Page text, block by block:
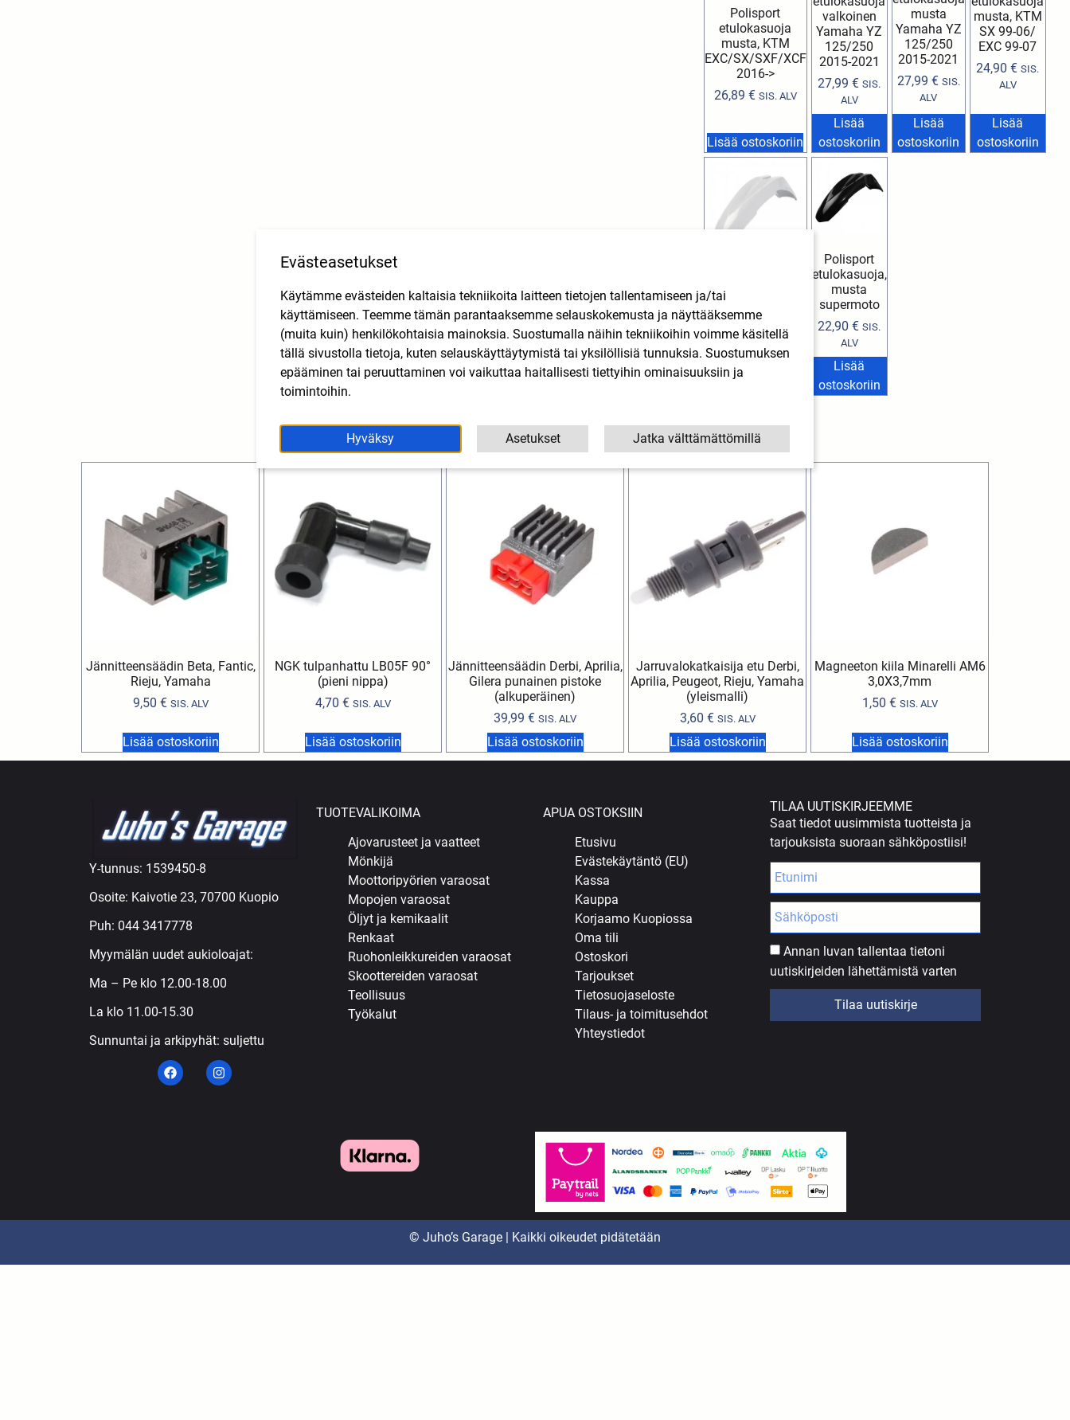
Polisport
etulokasuoja
musta, KTM
EXC/SX/SXF/XCF
2016->
26,89 € SIS. ALV
Lisää ostoskoriin
valkoinen
Yamaha YZ
125/250
2015-2021
27,99€ SIS.
ALV
Lisää
ostoskoriin
musta
Yamaha YZ
125/250
2015-2021
27,99 € SIS.
ALV
Lisää
ostoskoriin
musta, KTM
SX 99-06/
EXC 99-07
24,90€ SIS.
ALV
Lisää
ostoskoriin
etulokasuoja,
valkoinen
supermoto
22,90€ SIS. ALV
Polisport
etulokasuoja,
musta
supermoto
22,90€ SIS.
ALV
Lisää
ostoskoriin
Tutustu myös
Jännitteensäädin Beta, Fantic,
Rieju, Yamaha
9,50 € SIS. ALV
Lisää ostoskoriin
NGK tulpanhattu LB05F 90°
(pieni nippa)
4,70 € SIS. ALV
Lisää ostoskoriin
Jännitteensäädin Derbi, Aprilia,
Gilera punainen pistoke
(alkuperäinen)
39,99 € SIS. ALV
Lisää ostoskoriin
Jarruvalokatkaisija etu Derbi,
Aprilia, Peugeot, Rieju, Yamaha
(yleismalli)
3,60 € SIS. ALV
Lisää ostoskoriin
Magneeton kiila Minarelli AM6
3,0X3,7mm
1,50 € SIS. ALV
Lisää ostoskoriin
Y-tunnus: 1539450-8
Osoite: Kaivotie 23, 70700 Kuopio
Puh: 044 3417778
Myymälän uudet aukioloajat:
Ma – Pe klo 12.00-18.00
La klo 11.00-15.30
Sunnuntai ja arkipyhät: suljettu
TUOTEVALIKOIMA
Ajovarusteet ja vaatteet
Mönkijä
Moottoripyörien varaosat
Mopojen varaosat
Öljyt ja kemikaalit
Renkaat
Ruohonleikkureiden varaosat
Skoottereiden varaosat
Teollisuus
Työkalut
APUA OSTOKSIIN
Etusivu
Evästekäytäntö (EU)
Kassa
Kauppa
Korjaamo Kuopiossa
Oma tili
Ostoskori
Tarjoukset
Tietosuojaseloste
Tilaus- ja toimitusehdot
Yhteystiedot
TILAA UUTISKIRJEEMME
Saat tiedot uusimmista tuotteista ja
tarjouksista suoraan sähköpostiisi!
Annan luvan tallentaa tietoni
uutiskirjeiden lähettämistä varten
Tilaa uutiskirje
© Juho’s Garage | Kaikki oikeudet pidätetään
Evästeasetukset
Käytämme evästeiden kaltaisia tekniikoita laitteen tietojen tallentamiseen ja/tai
käyttämiseen. Teemme tämän parantaaksemme selauskokemusta ja näyttääksemme
(muita kuin) henkilökohtaisia mainoksia. Suostumalla näihin tekniikoihin voimme käsitellä
tällä sivustolla tietoja, kuten selauskäyttäytymistä tai yksilöllisiä tunnuksia. Suostumuksen
epääminen tai peruuttaminen voi vaikuttaa haitallisesti tiettyihin ominaisuuksiin ja
toimintoihin.
Hyväksy Asetukset Jatka välttämättömillä